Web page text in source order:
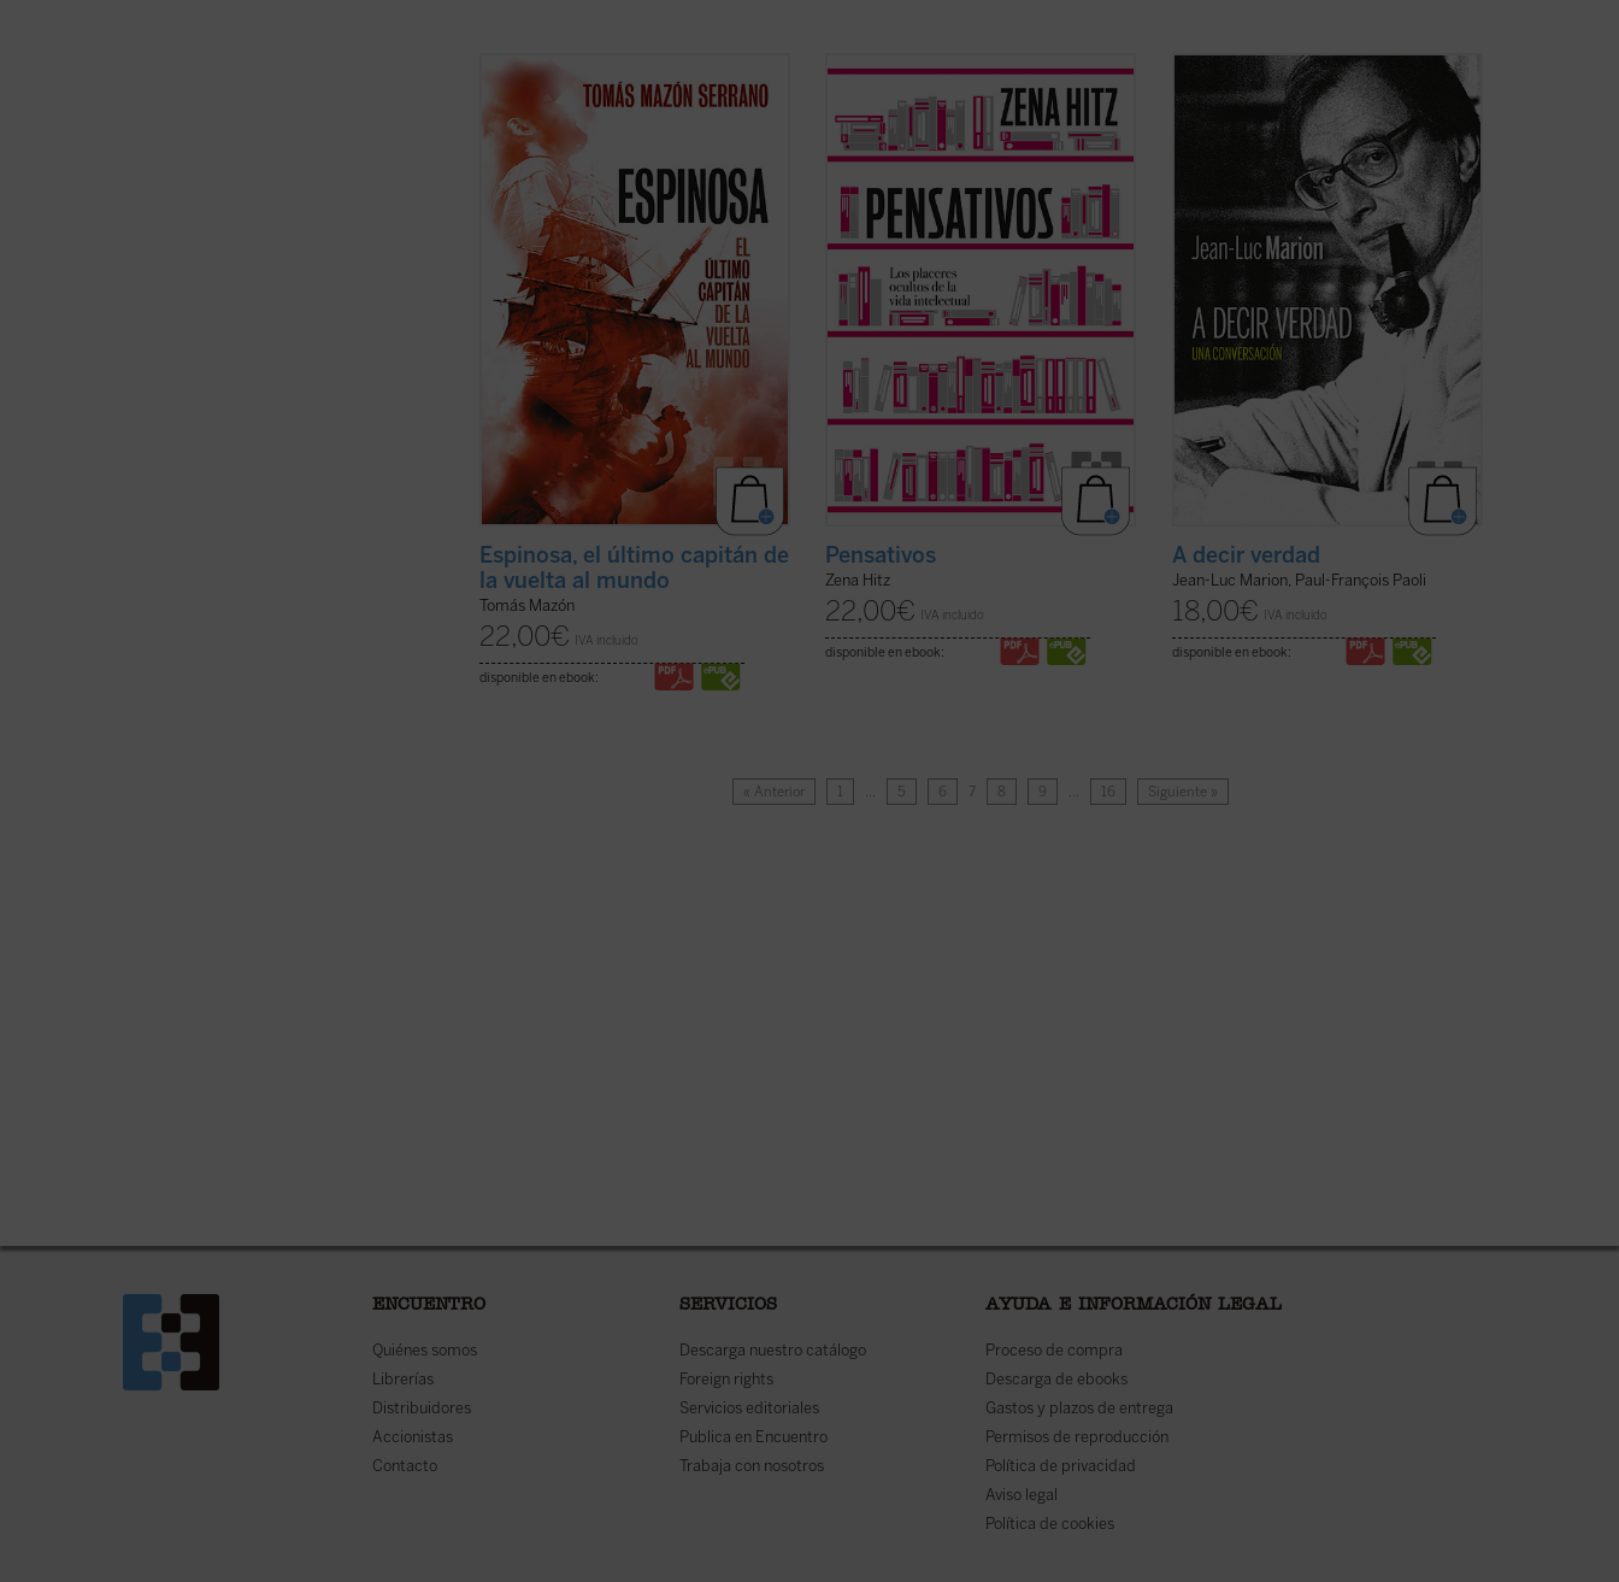
Tomás Mazón nos ofrece esta biografía,
fruto de un estudio exhaustivo, del
capitán Gonzalo Gómez de Espinosa, un
hombre fiel a su rey, a su patria, a sus
compañeros y a sus amigos, uno de los
personajes más relevantes de la
expedición y, ... (ver ficha)
Espinosa, el último capitán de
la vuelta al mundo
Tomás Mazón
22,00€ IVA incluido
disponible en ebook:
es un recordatorio
apasionado y oportuno de que una vida
rica en el ámbito del pensamiento es una
vida plena. Una invitación a aprender por
nuestra vida interior para preservar
nuestra ... (ver ficha)
Pensativos
Zena Hitz
22,00€ IVA incluido
disponible en ebook:
¿Hacia dónde va el mundo? ¿Cuál es el
estado de la Iglesia? ¿Qué futuro tiene
Europa? Estas son algunas de las
preguntas formuladas por el periodista
especializado en el mundo de la cultura
Paul-François Paoli a las que Jean-Luc
Marion ...(ver ficha)
A decir verdad
Jean-Luc Marion, Paul-François Paoli
18,00€ IVA incluido
disponible en ebook:
« Anterior 1 5 6 7 8 9 16 Siguiente »
ENCUENTRO
Quiénes somos
Librerías
Distribuidores
Accionistas
Contacto
SERVICIOS
Descarga nuestro catálogo
Foreign rights
Servicios editoriales
Publica en Encuentro
Trabaja con nosotros
AYUDA E INFORMACIÓN LEGAL
Proceso de compra
Descarga de ebooks
Gastos y plazos de entrega
Permisos de reproducción
Política de privacidad
Aviso legal
Política de cookies